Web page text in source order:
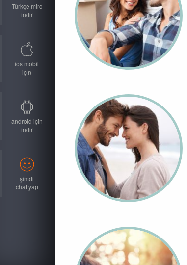
Türkçe mirc
indir
ios mobil
için
android için
indir
şimdi
chat yap